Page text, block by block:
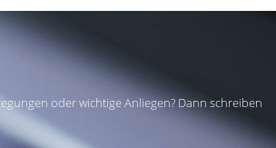
oder wichtige Anliegen? Dann schreiben